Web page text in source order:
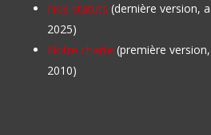
Nos statuts (dernière version,
2025)
Notre charte (première
2010)